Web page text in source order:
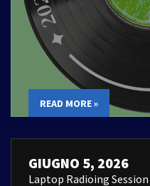
READ MORE »
GIUGNO 5, 2026
Laptop Radioing